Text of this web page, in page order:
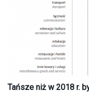
Tańsze niż w 2018 r.